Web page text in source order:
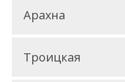
Арахна
Троицкая